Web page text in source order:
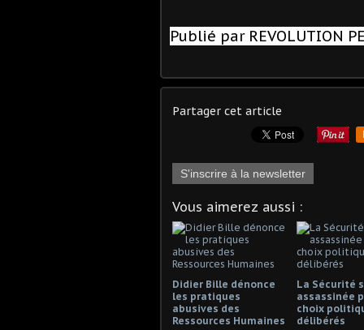
Publié par REVOLUTION
Partager cet article
S'inscrire à la newsletter
Vous aimerez aussi :
Didier Bille dénonce
les pratiques
abusives des
Ressources Humaines
La Sécurité
assassinée
choix
délibérés